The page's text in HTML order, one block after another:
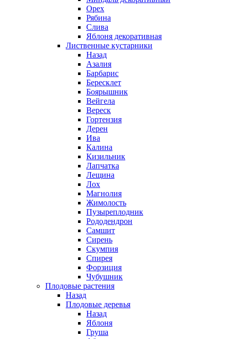
Орех
Рябина
Слива
Яблоня декоративная
Лиственные кустарники
Назад
Азалия
Барбарис
Бересклет
Боярышник
Вейгела
Вереск
Гортензия
Дерен
Ива
Калина
Кизильник
Лапчатка
Лещина
Лох
Магнолия
Жимолость
Пузыреплодник
Рододендрон
Самшит
Сирень
Скумпия
Спирея
Форзиция
Чубушник
Плодовые растения
Назад
Плодовые деревья
Назад
Яблоня
Груша